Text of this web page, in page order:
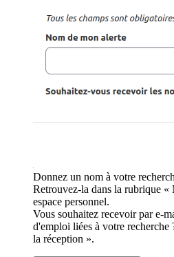
Donnez un nom à votre
Retrouvez-la dans la rubrique «
espace personnel.
Vous souhaitez recevoir par e-
d'emploi liées à votre
la réception ».